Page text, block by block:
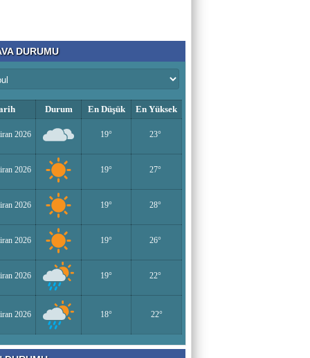
Bir Derviş
Kadın İstihdamı mı, Aileyi Bitirme Projesi
mi?
Tarık Sharabaty
Yapay Zeka ve İş Hayatındaki Değişimler
Esenlerin Ablası
BAŞARILI OLMANIN SIRLARI
Sümeyye KAYA
Miraç Gecesi
Muhammed Süleyman Çelebi
Hamburgun karanlık sokakları
DURUMU
Durum En Düşük En Yüksek
2026 19° 23°
2026 19° 27°
2026 19° 28°
2026 19° 26°
2026 19° 22°
2026 18° 22°